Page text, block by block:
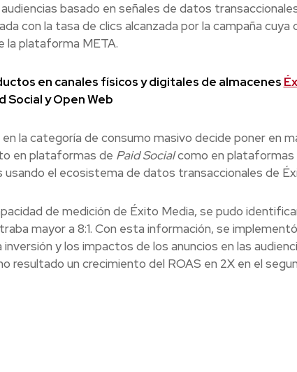
basado en señales de datos
con la tasa de clics alcanzada por la campaña cuya
la plataforma META.
en canales físicos y digitales de almacenes
Social y Open Web
la categoría de consumo masivo decide poner en
en plataformas de Paid Socialcomo en plataformas
el ecosistema de datos transaccionales de
de medición de Éxito Media, se pudo
mayor a 8:1. Con esta información, se
y los impactos de los anuncios en las
resultado un crecimiento del ROAS en 2X en el